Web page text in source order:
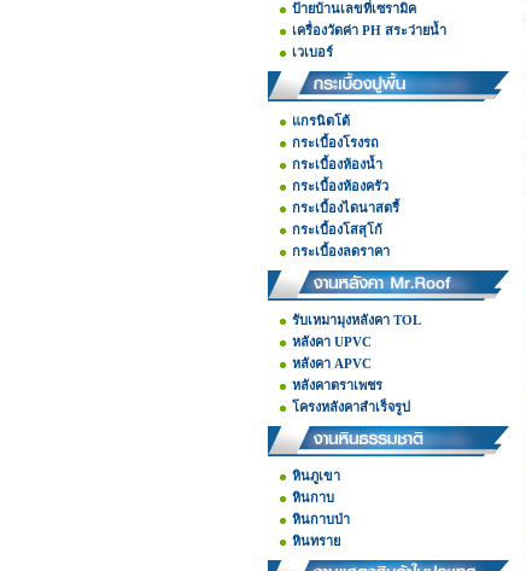
ป้ายบ้านเลขที่เซรามิค
เครื่องวัดค่า PH สระว่ายน้ำ
เวเบอร์
แกรนิตโต้
กระเบื้องโรงรถ
กระเบื้องห้องน้ำ
กระเบื้องห้องครัว
กระเบื้องไดนาสตรี้
กระเบื้องโสสุโก้
กระเบื้องลดราคา
รับเหมามุงหลังคา TOL
หลังคา UPVC
หลังคา APVC
หลังคาตราเพชร
โครงหลังคาสำเร็จรูป
หินภูเขา
หินกาบ
หินกาบป่า
หินทราย